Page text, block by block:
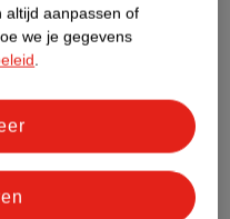
(nog) geen Nature
altijd aanpassen of
we je gegevens
.